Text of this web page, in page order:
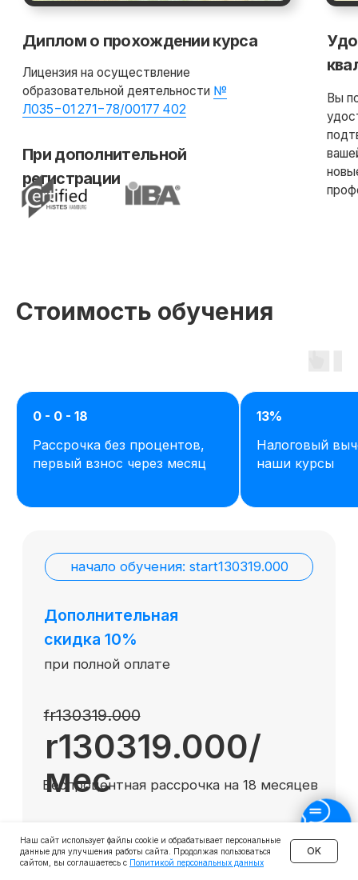
Стоимость обучения
0 - 0 - 18
Рассрочка без процентов,
первый взнос через месяц
13%
Налоговый
наши курсы
Наш сайт использует файлы cookie и обрабатывает персональные
данные для улучшения работы сайта. Продолжая пользоваться
сайтом, вы соглашаетесь с Политикой персональных данных
OK